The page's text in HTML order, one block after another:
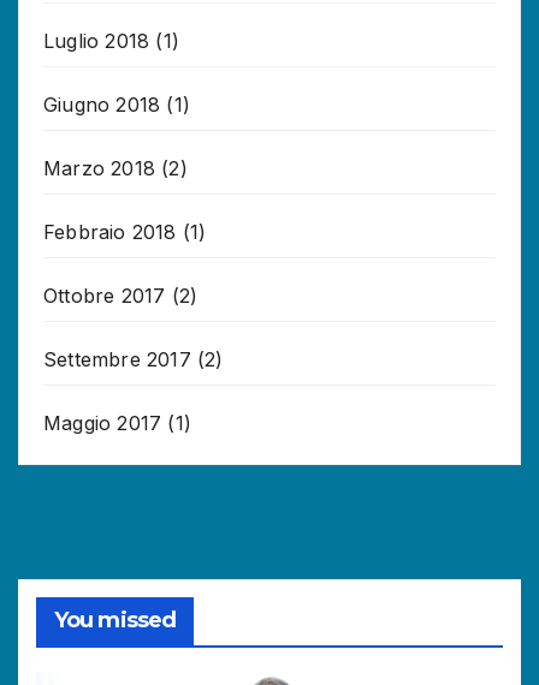
Luglio 2018 (1)
Giugno 2018 (1)
Marzo 2018 (2)
Febbraio 2018 (1)
Ottobre 2017 (2)
Settembre 2017 (2)
Maggio 2017 (1)
You missed